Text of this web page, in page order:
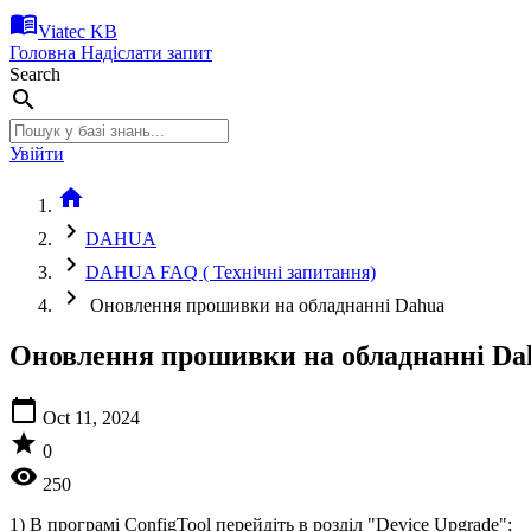
menu_bookViatec KB
Головна Надіслати запит
Search
search
Увійти
home
chevron_right DAHUA
chevron_right DAHUA FAQ ( Технічні запитання)
chevron_right Оновлення прошивки на обладнанні Dahua
Оновлення прошивки на обладнанні
calendar_today Oct 11, 2024
star 0
visibility 250
1) В програмі ConfigTool перейдіть в розділ "Device Upgrade";